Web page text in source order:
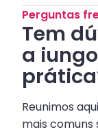
Perguntas
Tem
a
Reunimos
mais